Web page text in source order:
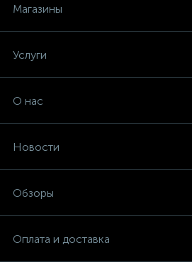
Магазины
Услуги
О нас
Новости
Обзоры
Оплата и доставка